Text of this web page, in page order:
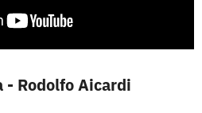
- Rodolfo Aicardi